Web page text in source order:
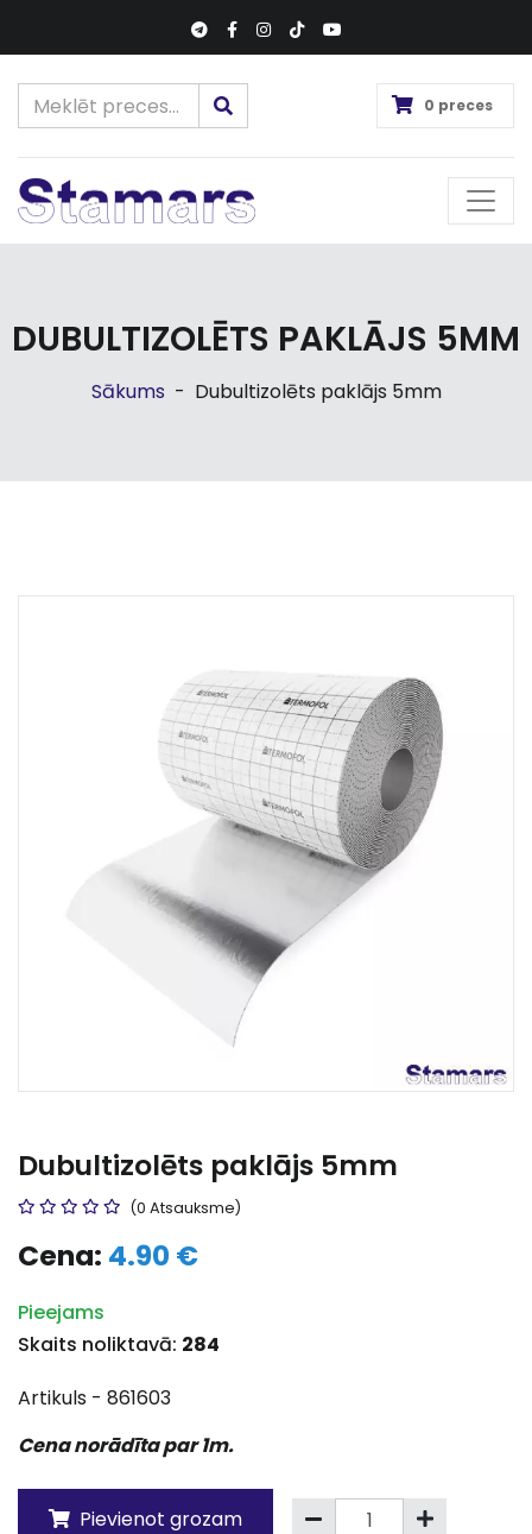
0 preces
DUBULTIZOLĒTS PAKLĀJS 5MM
Sākums - Dubultizolēts paklājs 5mm
Dubultizolēts paklājs 5mm
(0 Atsauksme)
Cena: 4.90 €
Pieejams
Skaits noliktavā: 284
Artikuls - 861603
Cena norādīta par 1m.
Pievienot grozam